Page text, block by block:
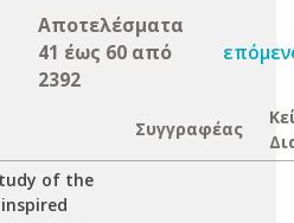
Αποτελέσματα
41 έως 60 από
2392
Συγγραφέας
of the